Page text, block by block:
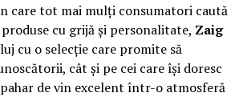
care tot mai mulți consumatori caută
cu grijă și personalitate, Zaig
cu o selecție care promite să
cât și pe cei care își doresc
de vin excelent într-o atmosferă